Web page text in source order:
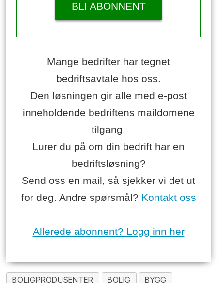
BLI ABONNENT
Mange bedrifter har tegnet
bedriftsavtale hos oss.
Den løsningen gir alle med e-post
inneholdende bedriftens maildomene
tilgang.
Lurer du på om din bedrift har en
bedriftsløsning?
Send oss en mail, så sjekker vi det ut
for deg. Andre spørsmål? Kontakt oss
Allerede abonnent? Logg inn her
BOLIGPRODUSENTER BOLIG
BYGG